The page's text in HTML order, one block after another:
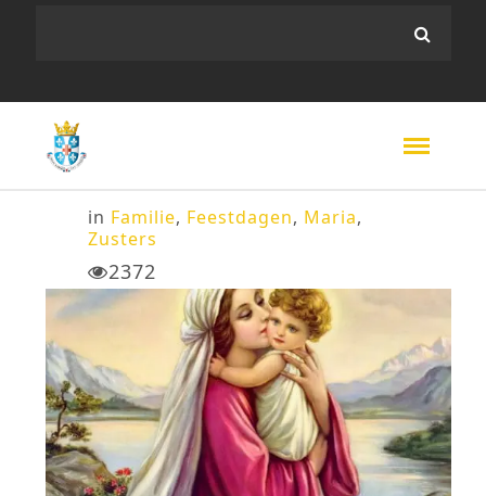
in Familie, Feestdagen, Maria,
Zusters
2372